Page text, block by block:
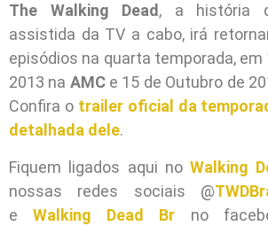
The Walking Dead , a história
assistida da TV a cabo, irá
episódios na quarta temporada, em
2013 na AMC e 15 de Outubro de
Confira o trailer oficial da
detalhada dele.
Fiquem ligados aqui no Walking
nossas redes sociais @
eWalking Dead Br no